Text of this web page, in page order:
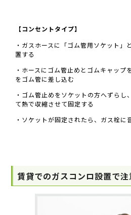
【コンセントタイプ】
・ガスホースに「ゴム管用ソケット」
置する
・ホースにゴム管止めとゴムキャップ
をゴム管に差し込む
・ゴム管止めをソケットの方へずらし
て熱で収縮させて固定する
・ソケットが固定されたら、ガス栓に
賃貸でのガスコンロ設置で注